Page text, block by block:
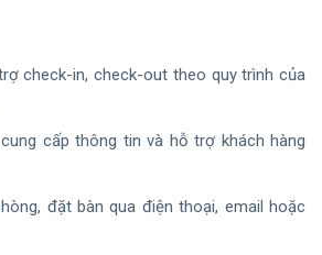
check-in, check-out theo quy trình của
cấp thông tin và hỗ trợ khách hàng
đặt bàn qua điện thoại, email hoặc